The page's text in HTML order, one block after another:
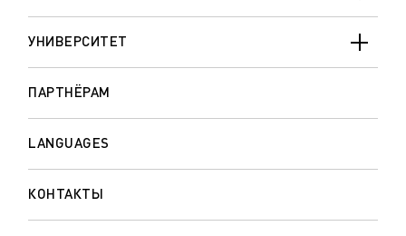
УНИВЕРСИТЕТ
ПАРТНЁРАМ
LANGUAGES
КОНТАКТЫ